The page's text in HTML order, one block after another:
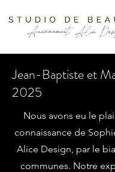
Jean-Baptiste et
2025
Nous avons eu le
connaissance de
Alice Design, par le
communes. Notre